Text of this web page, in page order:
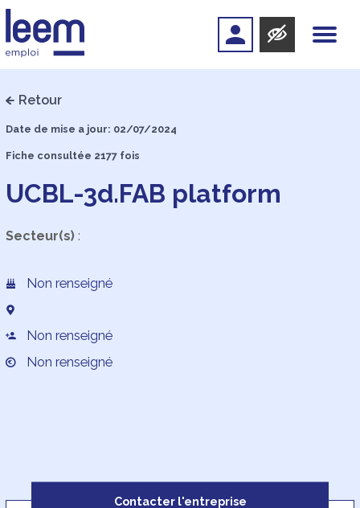
Retour
Date de mise a jour: 02/07/2024
Fiche consultée 2177 fois
UCBL-3d.FAB platform
Secteur(s):
Non renseigné
Non renseigné
Non renseigné
Contacter l'entreprise